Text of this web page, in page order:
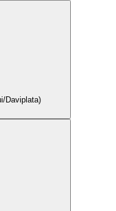
Daviplata)